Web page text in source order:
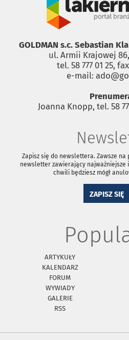
GOLDMAN s.c. Sebastian
ul. Armii Krajowej 86,
tel. 58 777 01 25,
e-mail:
Joanna Knopp, tel. 58
Zapisz się do newslettera. Zawsze na
newsletter zawierający najważniejsze
chwili będziesz mógł
ZAPISZ SIĘ
ARTYKUŁY
KALENDARZ
FORUM
WYWIADY
GALERIE
RSS